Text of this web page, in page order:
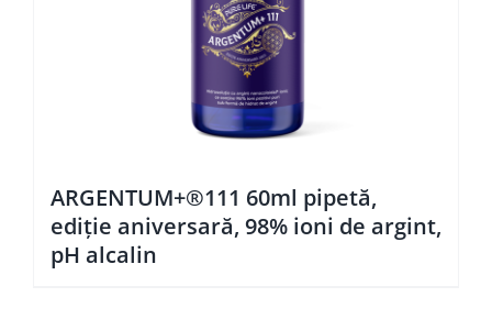
ARGENTUM+®111 60ml pipetă,
ediţie aniversară, 98% ioni de argint,
pH alcalin